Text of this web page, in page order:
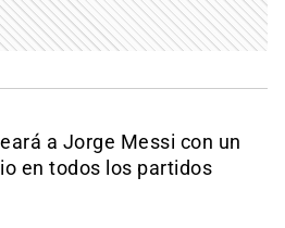
a Jorge Messi con un
en todos los partidos